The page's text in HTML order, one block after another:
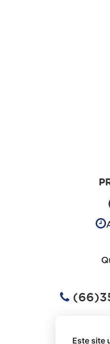
Este site